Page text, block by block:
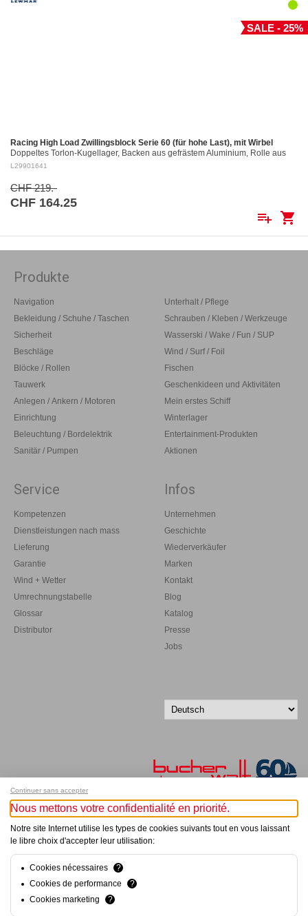
SALE - 25%
Racing High Load Zwillingsblock Serie 60 (für hohe Last), mit Wirbel
Doppeltes Torlon-Kugellager, Backen aus gefrästem Aluminium, Rolle aus
gefrästem Aluminium Ø 60 mm. Aluminiumrollen: ø 60 mm Für Tau bis: ø 12
L29901641
CHF 219.-
CHF 164.25
playlist_add shopping_cart
Produkte
Navigation
Bekleidung / Schuhe / Taschen
Sicherheit
Beschläge
Blöcke / Rollen
Tauwerk
Anlegen / Ankern / Motoren
Einrichtung
Beleuchtung / Bordelektrik
Sanitär / Pumpen
Unterhalt / Pflege
Schrauben / Kleben / Werkzeuge
Wasserski / Wake / Fun / SUP
Wind / Surf / Foil
Fischen
Geschenkideen und Aktivitäten
Mein erstes Schiff
Winterlager
Entertainment-Produkten
Aktionen
Service
Kompetenzen
Dienstleistungen nach mass
Lieferung
Garantie
Wind + Wetter
Umrechnungstabelle
Glossar
Distributor
Infos
Unternehmen
Geschichte
Wiederverkäufer
Marken
Kontakt
Blog
Katalog
Presse
Jobs
© Bucher+Walt 2011-2026
hsolutions.ch
Continuer sans accepter
Nous mettons votre confidentialité en priorité.
Notre site Internet utilise les types de cookies suivants tout en vous laissant
le libre choix d'accepter leur utilisation:
Cookies nécessaires
?
Cookies de performance
?
Cookies marketing
?